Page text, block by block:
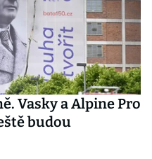
Vasky a Alpine Pro
budou